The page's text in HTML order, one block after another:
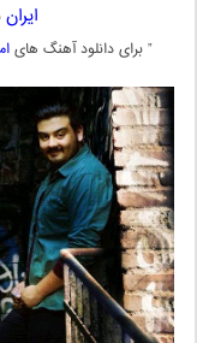
ایران
” برای دانلود آهنگ های